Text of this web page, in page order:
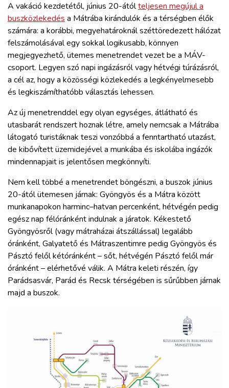
A vakáció kezdetétől, június 20-átólteljesen megújul a
buszközlekedés a Mátrába kirándulók és a térségben élők
számára: a korábbi, megyehatároknál széttöredezett hálózat
felszámolásával egy sokkal logikusabb, könnyen
megjegyezhető, ütemes menetrendet vezet be a MÁV-
csoport. Legyen szó napi ingázásról vagy hétvégi túrázásról,
a cél az, hogy a közösségi közlekedés a legkényelmesebb
és legkiszámíthatóbb választás lehessen.
Az új menetrenddel egy olyan egységes, átlátható és
utasbarát rendszert hoznak létre, amely nemcsak a Mátrába
látogató turistáknak teszi vonzóbbá a fenntartható utazást,
de kibővített üzemidejével a munkába és iskolába ingázók
mindennapjait is jelentősen megkönnyíti.
Nem kell többé a menetrendet böngészni, a buszok június
20-ától ütemesen járnak: Gyöngyös és a Mátra között
munkanapokon harminc–hatvan percenként, hétvégén pedig
egész nap félóránként indulnak a járatok. Kékestető
Gyöngyösről (vagy mátraházai átszállással) legalább
óránként, Galyatető és Mátraszentimre pedig Gyöngyös és
Pásztó felől kétóránként – sőt, hétvégén Pásztó felől már
óránként – elérhetővé válik. A Mátra keleti részén, így
Parádsasvár, Parád és Recsk térségében is sűrűbben járnak
majd a buszok.